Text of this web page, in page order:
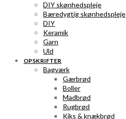
DIY skønhedspleje
Bæredygtig skønhedspleje
DIY
Keramik
Garn
Uld
OPSKRIFTER
Bagværk
Gærbrød
Boller
Madbrød
Rugbrød
Kiks & knækbrød